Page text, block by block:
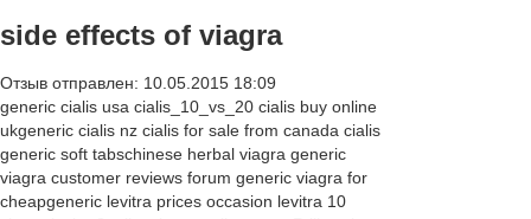
side effects of viagra
Отзыв отправлен: 10.05.2015 18:09
generic cialis usa cialis_10_vs_20 cialis buy online
ukgeneric cialis nz cialis for sale from canada cialis
generic soft tabschinese herbal viagra generic
viagra customer reviews forum generic viagra for
cheapgeneric levitra prices occasion levitra 10